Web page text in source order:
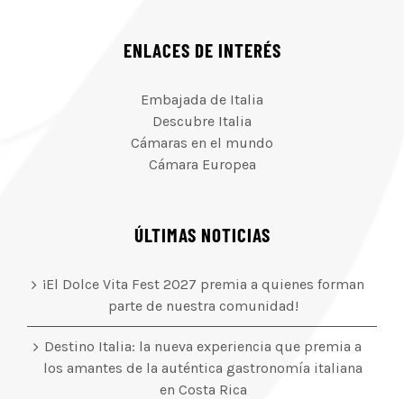
ENLACES DE INTERÉS
Embajada de Italia
Descubre Italia
Cámaras en el mundo
Cámara Europea
ÚLTIMAS NOTICIAS
¡El Dolce Vita Fest 2027 premia a quienes forman
parte de nuestra comunidad!
Destino Italia: la nueva experiencia que premia a
los amantes de la auténtica gastronomía italiana
en Costa Rica